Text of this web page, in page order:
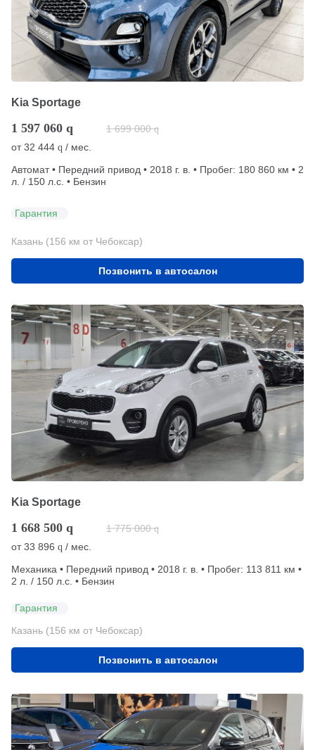
Kia Sportage
1 597 060 q 1 699 000 q
от32 444 q / мес.
Автомат • Передний привод • 2018 г. в. • Пробег: 180 860 км • 2
л. / 150 л.с. • Бензин
Гарантия
Казань (156 км от Чебоксар)
Позвонить в автосалон
Kia Sportage
1 668 500 q 1 775 000 q
от33 896 q / мес.
Механика • Передний привод • 2018 г. в. • Пробег: 113 811 км •
2 л. / 150 л.с. • Бензин
Гарантия
Казань (156 км от Чебоксар)
Позвонить в автосалон